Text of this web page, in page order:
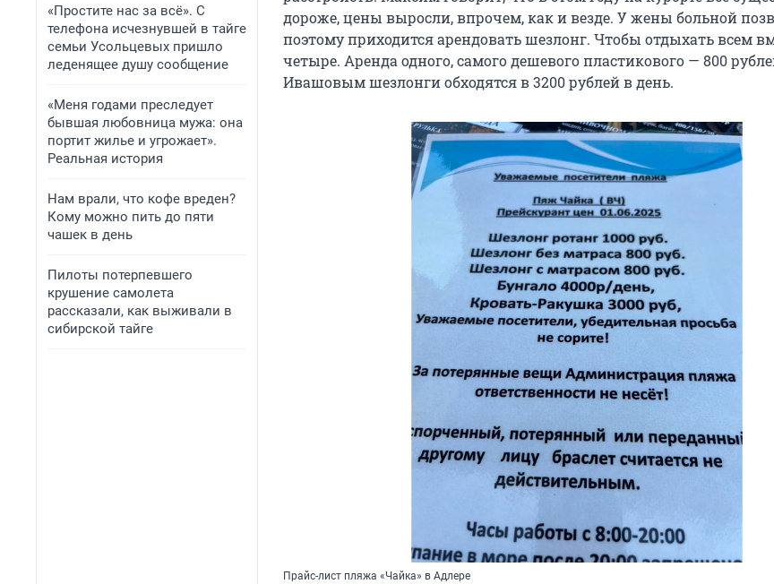
«Простите нас за всё». С
телефона исчезнувшей в тайге
семьи Усольцевых пришло
леденящее душу сообщение
«Меня годами преследует
бывшая любовница мужа: она
портит жилье и угрожает».
Реальная история
Нам врали, что кофе вреден?
Кому можно пить до пяти
чашек в день
Пилоты потерпевшего
крушение самолета
рассказали, как выживали в
сибирской тайге
дороже, цены выросли, впрочем, как и везде. У жены больной
поэтому приходится арендовать шезлонг. Чтобы отдыхать всем
четыре. Аренда одного, самого дешевого пластикового — 800
Ивашовым шезлонги обходятся в 3200 рублей в день.
Прайс-лист пляжа «Чайка» в Адлере